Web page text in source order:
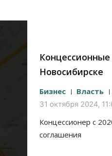
Новосибирске
Бизнес Власть
31 октября 2024,
Концессионер с
соглашения